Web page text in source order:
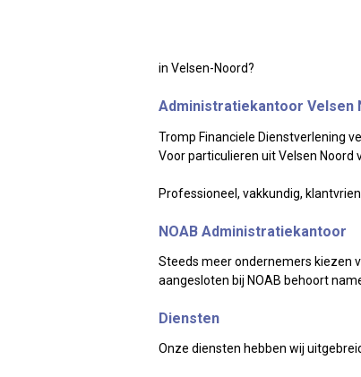
in Velsen-Noord?
Administratiekantoor Velsen
Tromp Financiele Dienstverlening
Voor particulieren uit Velsen
Professioneel, vakkundig,
NOAB Administratiekantoor
Steeds meer ondernemers kiezen
aangesloten bij NOAB behoort
Diensten
Onze diensten hebben wij